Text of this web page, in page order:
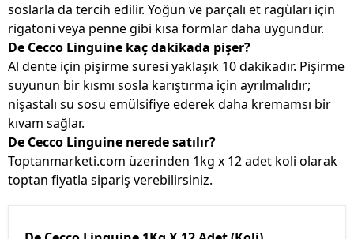
soslarla da tercih edilir. Yoğun ve parçalı et ragùları için
rigatoni veya penne gibi kısa formlar daha uygundur.
De Cecco Linguine kaç dakikada pişer?
Al dente için pişirme süresi yaklaşık 10 dakikadır. Pişirme
suyunun bir kısmı sosla karıştırma için ayrılmalıdır;
nişastalı su sosu emülsifiye ederek daha kremamsı bir
kıvam sağlar.
De Cecco Linguine nerede satılır?
Toptanmarketi.com üzerinden 1kg x 12 adet koli olarak
toptan fiyatla sipariş verebilirsiniz.